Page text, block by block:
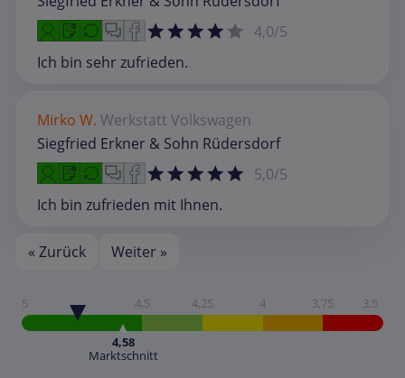
4,0/5
Ich bin sehr zufrieden.
Mirko W. Werkstatt Volkswagen
Siegfried Erkner & Sohn Rüdersdorf
5,0/5
Ich bin zufrieden mit Ihnen.
« Zurück Weiter »
5 4,5 4,25 4 3,75 3,5
4,58
Marktschnitt